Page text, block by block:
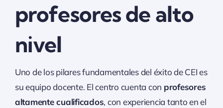
profesores de alto
nivel
Uno de los pilares fundamentales del éxito de CEI es
su equipo docente. El centro cuenta con profesores
altamente cualificados, con experiencia tanto en el